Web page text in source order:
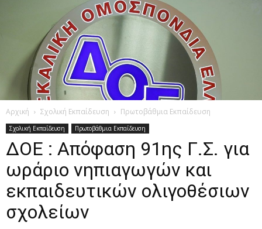
Αρχική Σχολική Εκπαίδευση Πρωτοβάθμια Εκπαίδευση
Σχολική Εκπαίδευση Πρωτοβάθμια Εκπαίδευση
ΔΟΕ : Απόφαση 91ης Γ.Σ. για
ωράριο νηπιαγωγών και
εκπαιδευτικών ολιγοθέσιων
σχολείων